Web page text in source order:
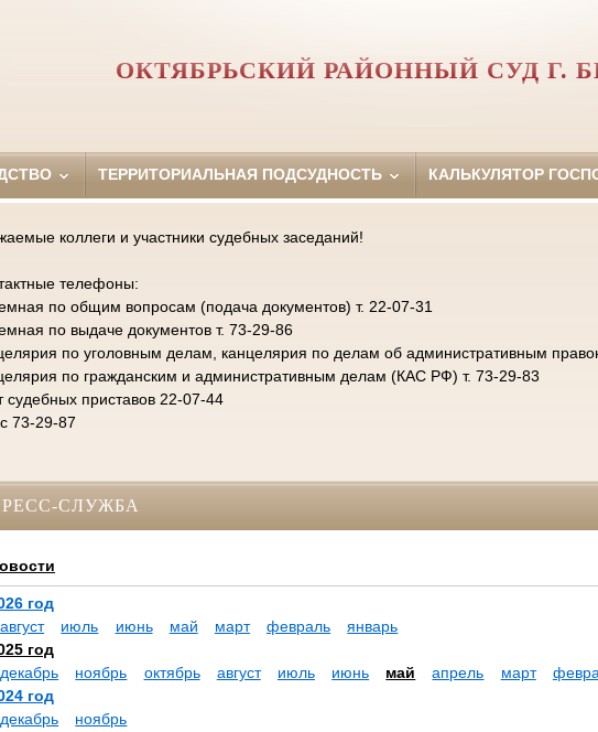
ОКТЯБРЬСКИЙ РАЙОННЫЙ СУД Г.
ТЕРРИТОРИАЛЬНАЯ ПОДСУДНОСТЬ КАЛЬКУЛЯТОР
коллеги и участники судебных заседаний!
телефоны:
по общим вопросам (подача документов) т. 22-07-31
по выдаче документов т. 73-29-86
по уголовным делам, канцелярия по делам об административным
по гражданским и административным делам (КАС РФ) т. 73-29-83
судебных приставов 22-07-44
73-29-87
СЛУЖБА
год
август
июль июнь май март февраль
январь
год
декабрь
ноябрь октябрь август июль июнь май апрель март
год
декабрь
ноябрь